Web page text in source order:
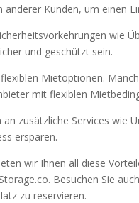
anderer Kunden, um einen
wie
und geschützt sein.
Mietoptionen.
mit flexiblen
an zusätzliche Services wie
ersparen.
wir Ihnen all diese
Besuchen Sie
zu reservieren.